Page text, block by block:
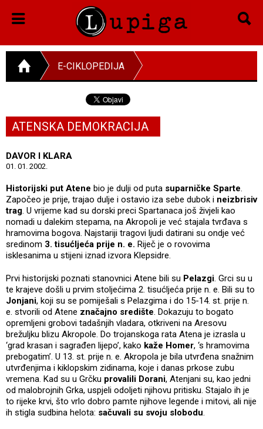
E-CIKLOPEDIJA
ATENSKA DEMOKRACIJA
DAVOR I KLARA
01. 01. 2002.
Historijski put Atene bio je dulji od puta suparničke Sparte.
Započeo je prije, trajao dulje i ostavio iza sebe dubok i neizbrisiv
trag. U vrijeme kad su dorski preci Spartanaca još živjeli kao
nomadi u dalekim stepama, na Akropoli je već stajala tvrđava s
hramovima bogova. Najstariji tragovi ljudi datirani su ondje već
sredinom 3. tisućljeća prije n. e. Riječ je o rovovima
isklesanima u stijeni iznad izvora Klepsidre.
Prvi historijski poznati stanovnici Atene bili su Pelazgi. Grci su u
te krajeve došli u prvim stoljećima 2. tisućljeća prije n. e. Bili su to
Jonjani, koji su se pomiješali s Pelazgima i do 15-14. st. prije n.
e. stvorili od Atene značajno središte. Dokazuju to bogato
opremljeni grobovi tadašnjih vladara, otkriveni na Aresovu
brežuljku blizu Akropole. Do trojanskoga rata Atena je izrasla u
‘grad krasan i sagrađen lijepo’, kako kaže Homer, ‘s hramovima
prebogatim’. U 13. st. prije n. e. Akropola je bila utvrđena snažnim
utvrđenjima i kiklopskim zidinama, koje i danas prkose zubu
vremena. Kad su u Grčku provalili Dorani, Atenjani su, kao jedni
od malobrojnih Grka, uspjeli odoljeti njihovu pritisku. Stajalo ih je
to rijeke krvi, što vrlo dobro pamte njihove legende i mitovi, ali nije
ih stigla sudbina helota: sačuvali su svoju slobodu.